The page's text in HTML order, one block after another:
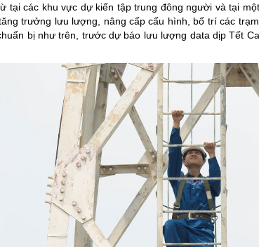
tại các khu vực dự kiến tập trung đông người và tại
trưởng lưu lượng, nâng cấp cấu hình, bố trí các
bị như trên, trước dự báo lưu lượng data dịp Tết